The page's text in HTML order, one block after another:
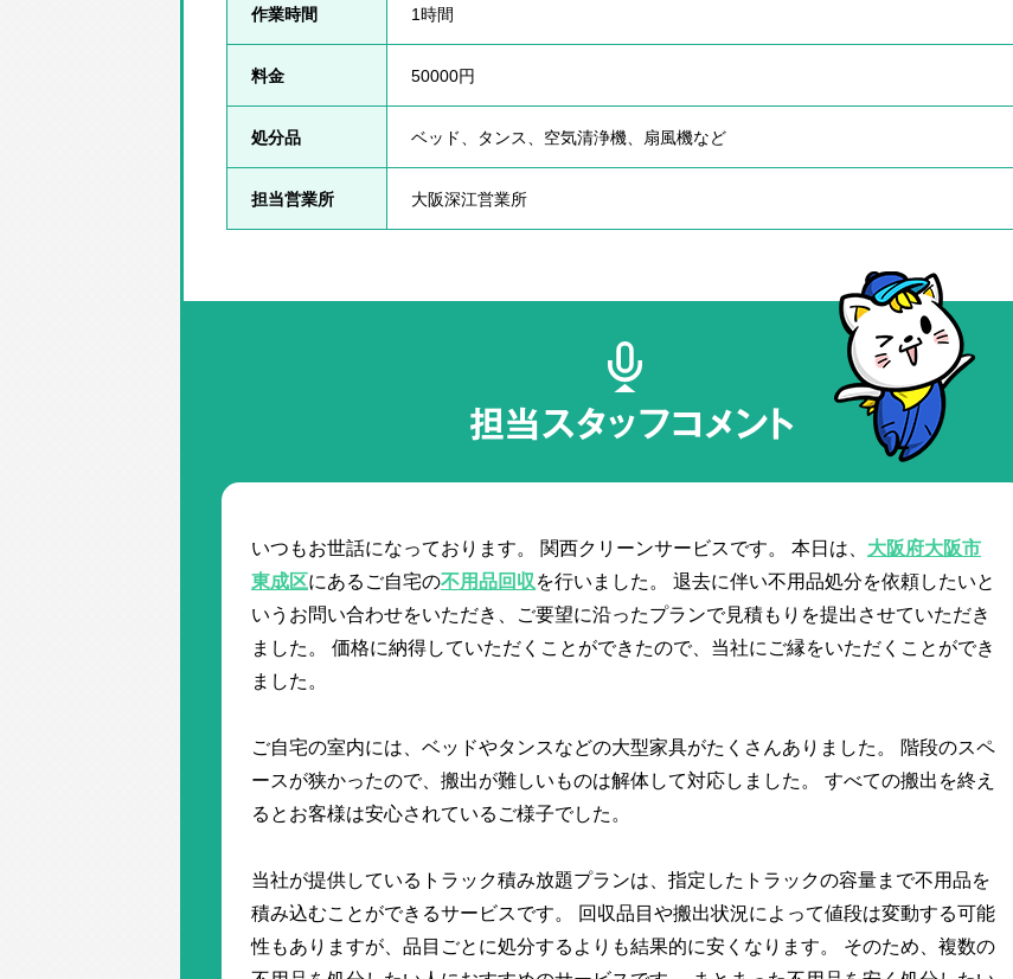
作業時間 1時間
料金 50000円
処分品 ベッド、タンス、空気清浄機、扇風機など
担当営業所 大阪深江営業所
担当スタッフコメント
いつもお世話になっております。 関西クリーンサービスです。 本日は、 大阪府大阪市
東成区にあるご自宅の不用品回収を行いました。 退去に伴い不用品処分を依頼したいと
いうお問い合わせをいただき、ご要望に沿ったプランで見積もりを提出させていただき
ました。 価格に納得していただくことができたので、当社にご縁をいただくことができ
ました。
ご自宅の室内には、ベッドやタンスなどの大型家具がたくさんありました。 階段のスペ
ースが狭かったので、搬出が難しいものは解体して対応しました。 すべての搬出を終え
るとお客様は安心されているご様子でした。
当社が提供しているトラック積み放題プランは、指定したトラックの容量まで不用品を
積み込むことができるサービスです。 回収品目や搬出状況によって値段は変動する可能
性もありますが、品目ごとに処分するよりも結果的に安くなります。 そのため、複数の